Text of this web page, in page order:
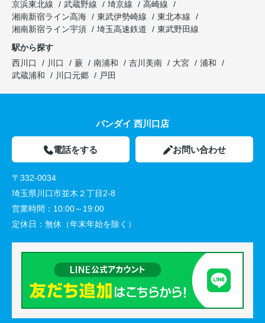
京浜東北線
武蔵野線 埼京線
高崎線
湘南新宿ライン高海
東武伊勢崎線
東北本線
湘南新宿ライン宇須
埼玉高速鉄道
東武野田線
駅から探す
西川口
川口 蕨 南浦和 吉川美南 大宮
浦和
武蔵浦和
川口元郷 戸田
バンダイ 西川口店
電話をする お問い合わせ
〒332-0034
埼玉県川口市並木２丁目2-8
営業時間： 10:00～19:00
定休日： 無休（年末年始を除く）